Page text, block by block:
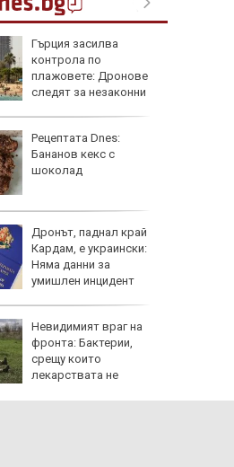
Гърция засилва
контрола по
плажовете: Дронове
следят за незаконни
Рецептата Dnes:
Бананов кекс с
шоколад
Дронът, паднал край
Кардам, е украински:
Няма данни за
умишлен инцидент
Невидимият враг на
фронта: Бактерии,
срещу които
лекарствата не